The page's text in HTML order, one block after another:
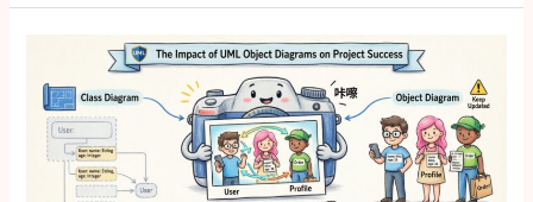
सफलता
पर
UML
ऑब्जेक्ट